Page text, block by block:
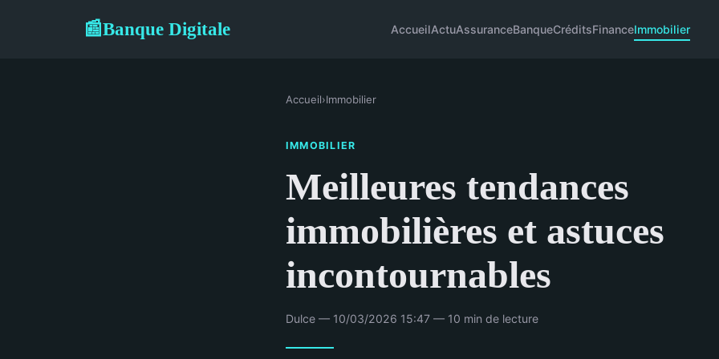
📰Banque Digitale AccueilActuAssuranceBanqueCréditsFinanceImmobilier
Accueil›Immobilier
IMMOBILIER
Meilleures tendances
immobilières et astuces
incontournables
Dulce — 10/03/2026 15:47 — 10 min de lecture